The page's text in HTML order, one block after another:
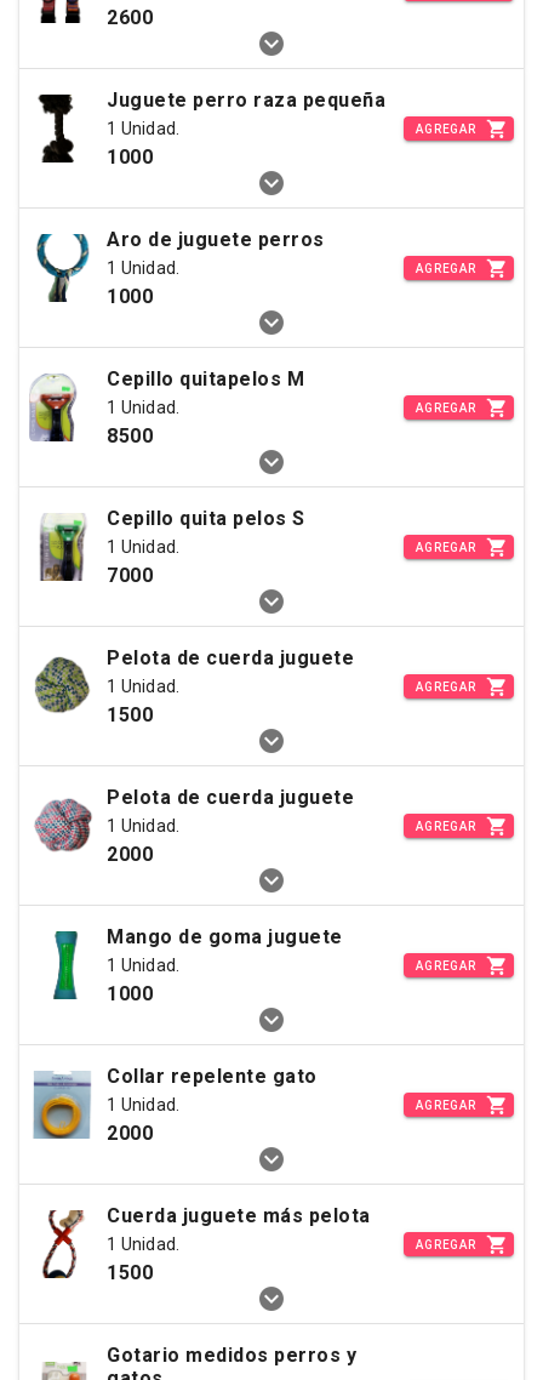
2600
Juguete perro raza pequeña
1 Unidad.
1000
AGREGAR
Aro de juguete perros
1 Unidad.
1000
AGREGAR
Cepillo quitapelos M
1 Unidad.
8500
AGREGAR
Cepillo quita pelos S
1 Unidad.
7000
AGREGAR
Pelota de cuerda juguete
1 Unidad.
1500
AGREGAR
Pelota de cuerda juguete
1 Unidad.
2000
AGREGAR
Mango de goma juguete
1 Unidad.
1000
AGREGAR
Collar repelente gato
1 Unidad.
2000
AGREGAR
Cuerda juguete más pelota
1 Unidad.
1500
AGREGAR
Gotario medidos perros y